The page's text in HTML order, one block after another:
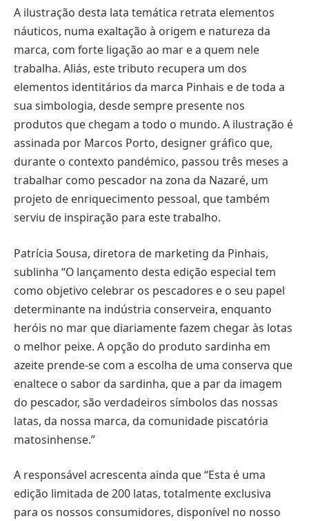
A ilustração desta lata temática retrata elementos
náuticos, numa exaltação à origem e natureza da
marca, com forte ligação ao mar e a quem nele
trabalha. Aliás, este tributo recupera um dos
elementos identitários da marca Pinhais e de toda a
sua simbologia, desde sempre presente nos
produtos que chegam a todo o mundo. A ilustração é
assinada por Marcos Porto, designer gráfico que,
durante o contexto pandémico, passou três meses a
trabalhar como pescador na zona da Nazaré, um
projeto de enriquecimento pessoal, que também
serviu de inspiração para este trabalho.
Patrícia Sousa, diretora de marketing da Pinhais,
sublinha “O lançamento desta edição especial tem
como objetivo celebrar os pescadores e o seu papel
determinante na indústria conserveira, enquanto
heróis no mar que diariamente fazem chegar às lotas
o melhor peixe. A opção do produto sardinha em
azeite prende-se com a escolha de uma conserva que
enaltece o sabor da sardinha, que a par da imagem
do pescador, são verdadeiros símbolos das nossas
latas, da nossa marca, da comunidade piscatória
matosinhense.”
A responsável acrescenta ainda que “Esta é uma
edição limitada de 200 latas, totalmente exclusiva
para os nossos consumidores, disponível no nosso